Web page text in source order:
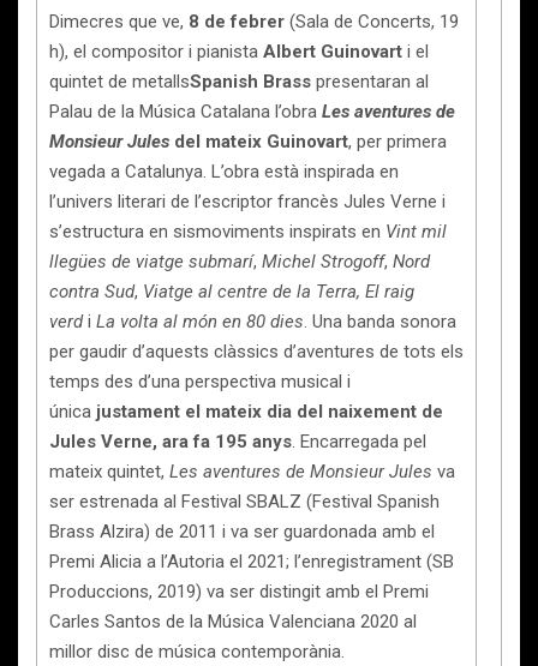
Dimecres que ve, 8 de febrer (Sala de Concerts, 19
h), el compositor i pianista Albert Guinovart i el
quintet de metallsSpanish Brass presentaran al
Palau de la Música Catalana l’obra Les aventures de
Monsieur Jules del mateix Guinovart, per primera
vegada a Catalunya. L’obra està inspirada en
l’univers literari de l’escriptor francès Jules Verne i
s’estructura en sismoviments inspirats en Vint mil
llegües de viatge submarí, Michel Strogoff, Nord
contra Sud, Viatge al centre de la Terra, El raig
verdi La volta al món en 80 dies. Una banda sonora
per gaudir d’aquests clàssics d’aventures de tots els
temps des d’una perspectiva musical i
única justament el mateix dia del naixement de
Jules Verne, ara fa 195 anys. Encarregada pel
mateix quintet, Les aventures de Monsieur Jules va
ser estrenada al Festival SBALZ (Festival Spanish
Brass Alzira) de 2011 i va ser guardonada amb el
Premi Alicia a l’Autoria el 2021; l’enregistrament (SB
Produccions, 2019) va ser distingit amb el Premi
Carles Santos de la Música Valenciana 2020 al
millor disc de música contemporània.